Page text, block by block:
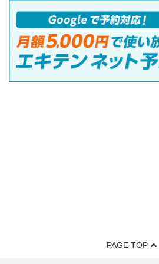
PAGE TOP